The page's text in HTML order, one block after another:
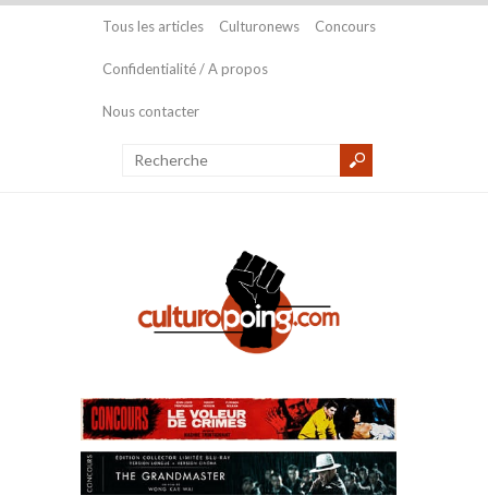
Tous les articles Culturonews Concours
Confidentialité / A propos
Nous contacter